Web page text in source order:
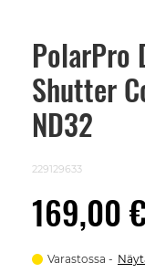
PolarPro
Shutter
ND32
229129633
169,00
Varastossa
Skip
beginning
images